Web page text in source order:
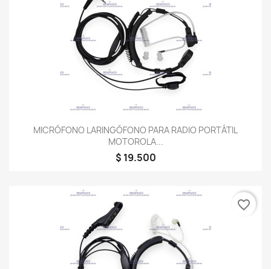
MICRÓFONO LARINGÓFONO PARA RADIO PORTÁTIL
MOTOROLA...
$ 19.500
favorite_border